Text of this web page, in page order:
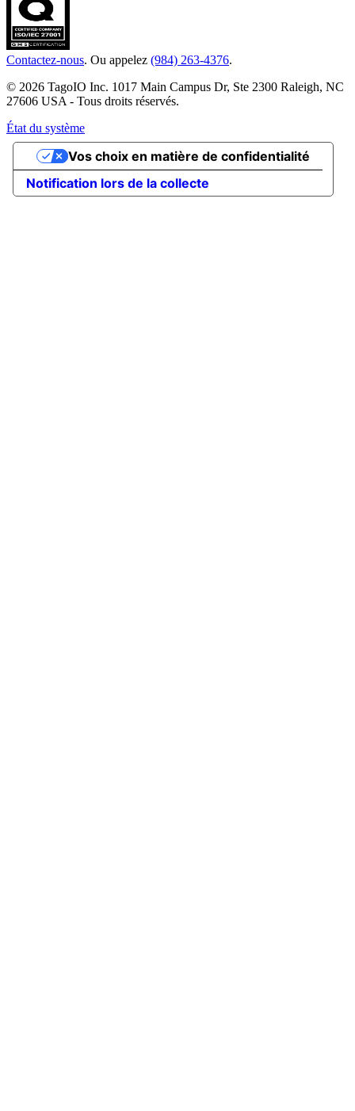
Contactez-nous. Ou appelez (984) 263-4376.
© 2026 TagoIO Inc. 1017 Main Campus Dr, Ste 2300 Raleigh, NC
27606 USA - Tous droits réservés.
État du système
Notification lors de la collecte
Vos choix en matière de confidentialité